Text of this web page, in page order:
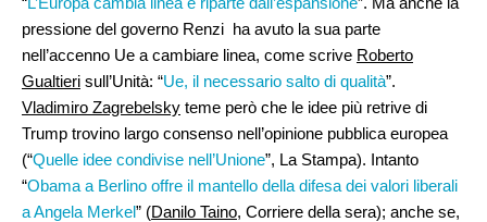
pressione del governo Renzi ha avuto la sua parte
nell’accenno Ue a cambiare linea, come scrive Roberto
Gualtieri sull’Unità: “Ue, il necessario salto di qualità”.
Vladimiro Zagrebelsky teme però che le idee più retrive di
Trump trovino largo consenso nell’opinione pubblica europea
(“Quelle idee condivise nell’Unione”, La Stampa). Intanto
“Obama a Berlino offre il mantello della difesa dei valori liberali
a Angela Merkel” (Danilo Taino, Corriere della sera); anche se,